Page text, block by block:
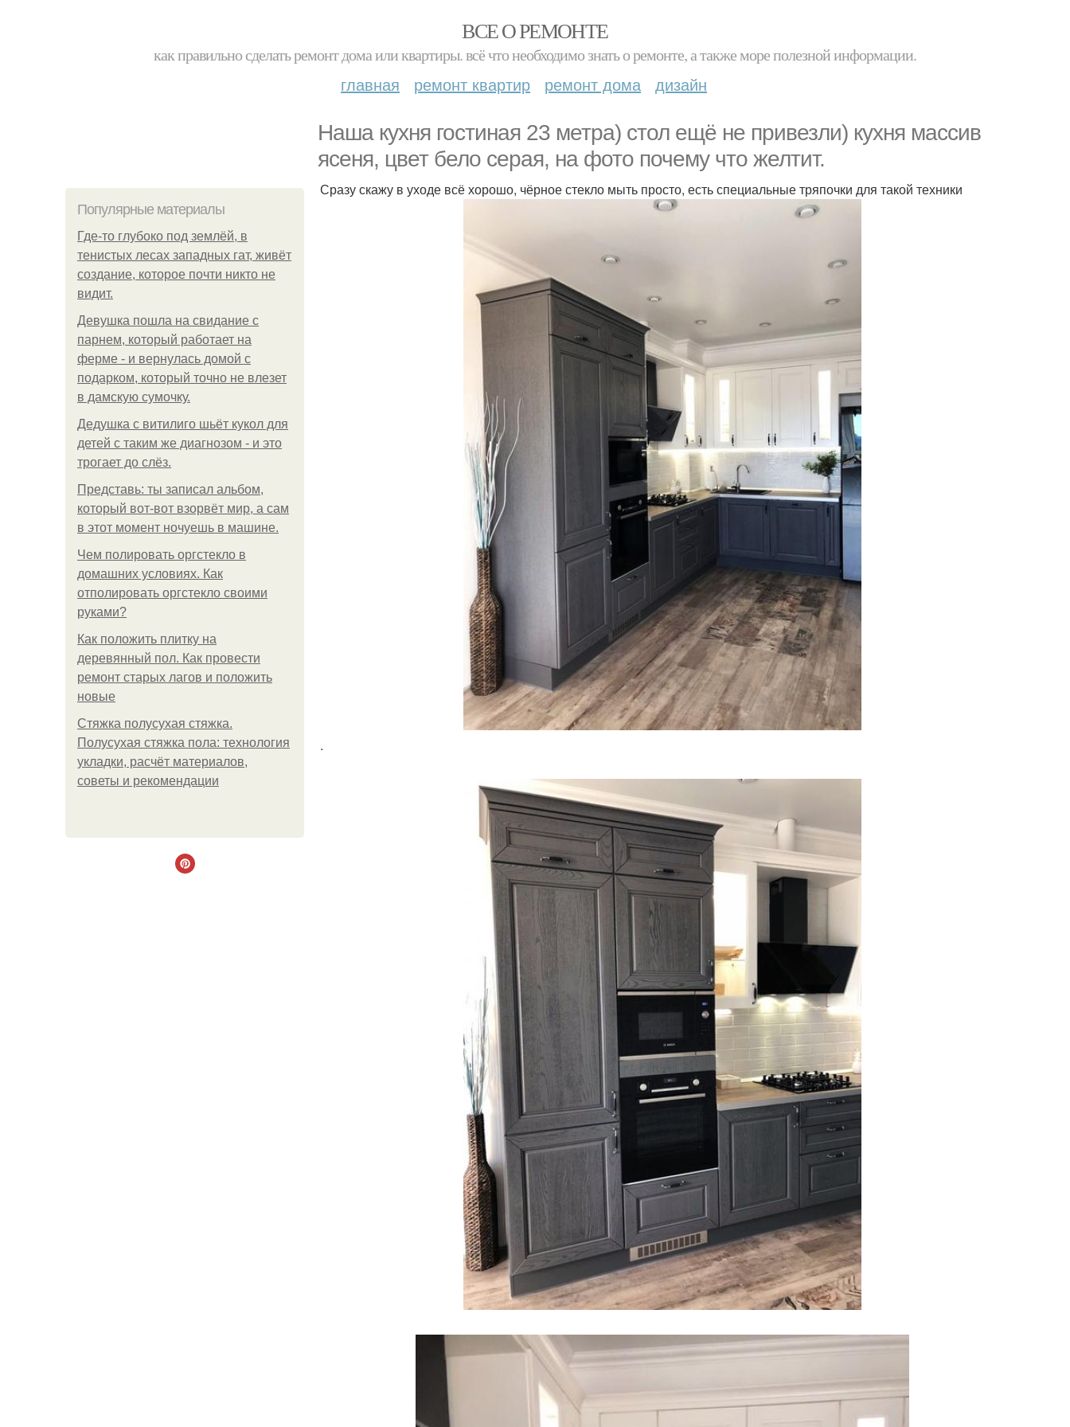
ВСЕ О РЕМОНТЕ
как правильно сделать ремонт дома или квартиры. всё что необходимо знать о ремонте, а также море полезной информации.
главная ремонт квартир ремонт дома дизайн
Наша кухня гостиная 23 метра) стол ещё не привезли) кухня массив
ясеня, цвет бело серая, на фото почему что желтит.
Популярные материалы
Где-то глубоко под землёй, в
тенистых лесах западных гат, живёт
создание, которое почти никто не
видит.
Девушка пошла на свидание с
парнем, который работает на
ферме - и вернулась домой с
подарком, который точно не влезет
в дамскую сумочку.
Дедушка с витилиго шьёт кукол для
детей с таким же диагнозом - и это
трогает до слёз.
Представь: ты записал альбом,
который вот-вот взорвёт мир, а сам
в этот момент ночуешь в машине.
Чем полировать оргстекло в
домашних условиях. Как
отполировать оргстекло своими
руками?
Как положить плитку на
деревянный пол. Как провести
ремонт старых лагов и положить
новые
Стяжка полусухая стяжка.
Полусухая стяжка пола: технология
укладки, расчёт материалов,
советы и рекомендации
Сразу скажу в уходе всё хорошо, чёрное стекло мыть просто, есть специальные тряпочки для такой техники
.